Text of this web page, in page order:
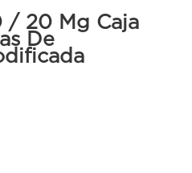
/ 20 Mg Caja
De